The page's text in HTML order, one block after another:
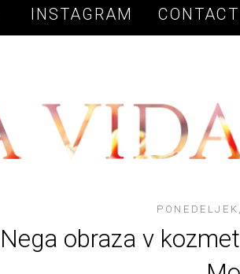
Vow to Fashion
INSTAGRAM
Nega obraza v